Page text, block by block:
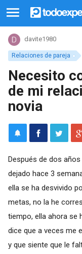
Relaciones de pareja
davite1980
Necesito
de mi
novia
Después de dos
dejado hace 3
ella se ha desvivido
metas, no la he
tiempo, ella ahora se
dice que a veces me
y que siente que le